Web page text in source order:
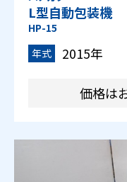
L型自動包装機
HP-15
年式
2015年
価格は